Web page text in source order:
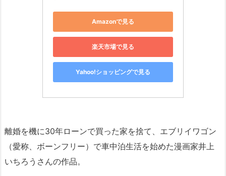
Amazonで見る
楽天市場で見る
Yahoo!ショッピングで見る
離婚を機に30年ローンで買った家を捨て、エブリイワゴン
（愛称、ボーンフリー）で車中泊生活を始めた漫画家井上
いちろうさんの作品。